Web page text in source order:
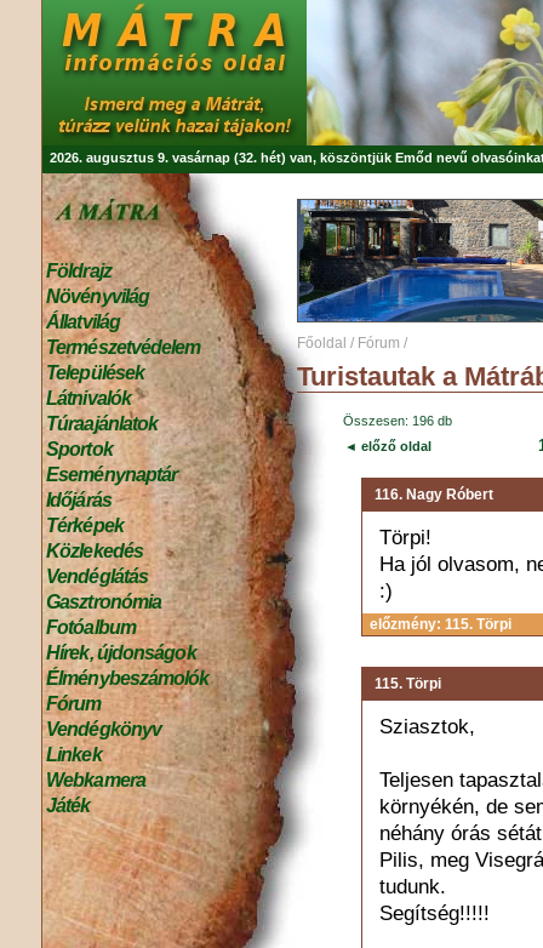
2026. augusztus 9. vasárnap (32. hét) van, köszöntjük Emőd nevű
Földrajz
Növényvilág
Állatvilág
Természetvédelem
Települések
Látnivalók
Túraajánlatok
Sportok
Eseménynaptár
Időjárás
Térképek
Közlekedés
Vendéglátás
Gasztronómia
Fotóalbum
Hírek, újdonságok
Élménybeszámolók
Fórum
Vendégkönyv
Linkek
Webkamera
Játék
Főoldal / Fórum /
Turistautak a
Összesen: 196 db
◄ előző oldal
116. Nagy Róbert
Törpi!
Ha jól olvasom,
:)
előzmény: 115. Törpi
115. Törpi
Sziasztok,
Teljesen
környékén, de
néhány órás
Pilis, meg
tudunk.
Segítség!!!!!